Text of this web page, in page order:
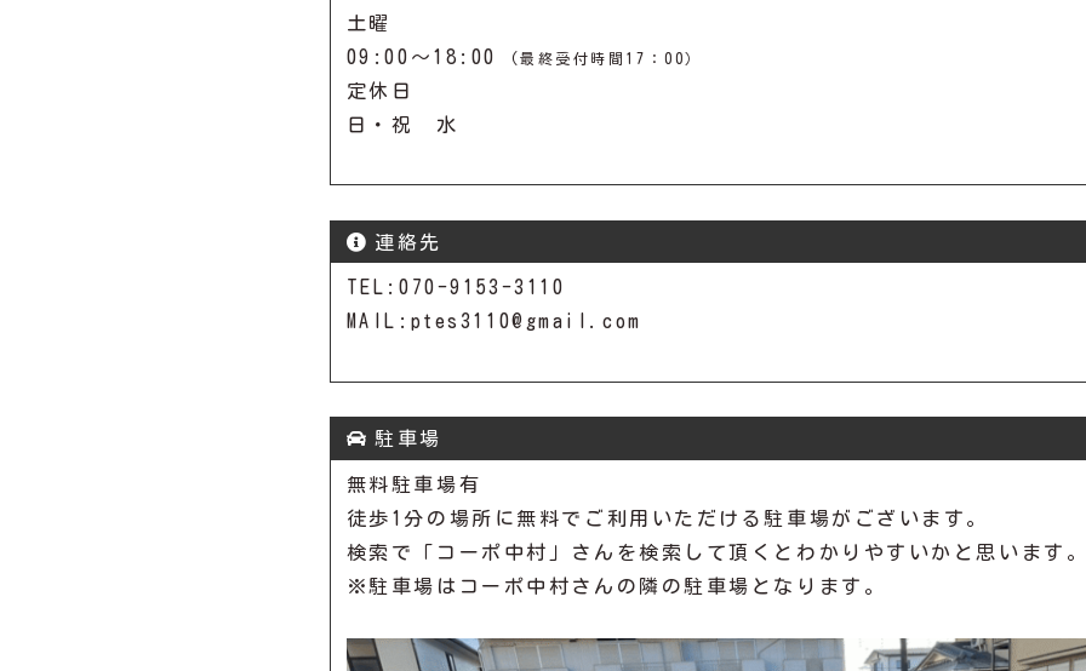
土曜
09:00～18:00
(最終受付時間17：00）
定休日
日・祝 水
連絡先
TEL:070-9153-3110
MAIL:ptes3110@gmail.com
駐車場
無料駐車場有
徒歩1分の場所に無料でご利用いただける駐車場がございます。
検索で「コーポ中村」さんを検索して頂くとわかりやすいかと思います
※駐車場はコーポ中村さんの隣の駐車場となります。